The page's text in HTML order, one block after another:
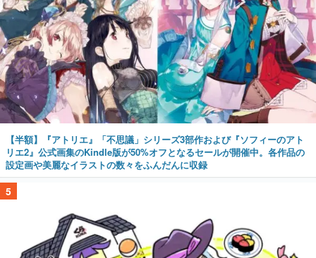
【半額】『アトリエ』「不思議」シリーズ3部作および『ソフィーのアト
リエ2』公式画集のKindle版が50%オフとなるセールが開催中。各作品の
設定画や美麗なイラストの数々をふんだんに収録
5